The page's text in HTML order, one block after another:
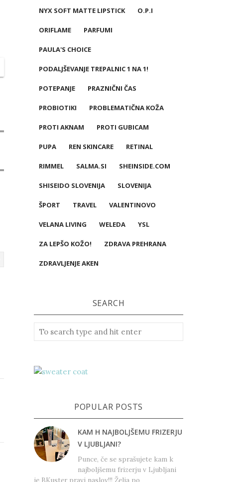
NYX SOFT MATTE LIPSTICK O.P.I
ORIFLAME PARFUMI
PAULA'S CHOICE
PODALJŠEVANJE TREPALNIC 1 NA 1!
POTEPANJE PRAZNIČNI ČAS
PROBIOTIKI PROBLEMATIČNA KOŽA
PROTI AKNAM PROTI GUBICAM
PUPA REN SKINCARE RETINAL
RIMMEL SALMA.SI SHEINSIDE.COM
SHISEIDO SLOVENIJA SLOVENIJA
ŠPORT TRAVEL VALENTINOVO
VELANA LIVING WELEDA YSL
ZA LEPŠO KOŽO! ZDRAVA PREHRANA
ZDRAVLJENJE AKEN
SEARCH
POPULAR POSTS
KAM H NAJBOLJŠEMU FRIZERJU
V LJUBLJANI?
Punce, če se sprašujete kam k
najboljšemu frizerju v Ljubljani
je BKuster pravi naslov!!! Želja po